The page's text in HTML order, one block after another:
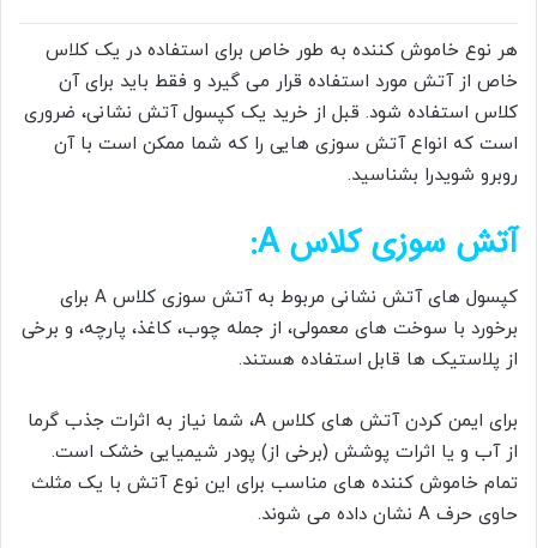
هر نوع خاموش کننده به طور خاص برای استفاده در یک کلاس
خاص از آتش مورد استفاده قرار می گیرد و فقط باید برای آن
کلاس استفاده شود. قبل از خرید یک کپسول آتش نشانی، ضروری
است که انواع آتش سوزی هایی را که شما ممکن است با آن
روبرو شویدرا بشناسید.
آتش سوزی کلاس A:
کپسول های آتش نشانی مربوط به آتش سوزی کلاس A برای
برخورد با سوخت های معمولی، از جمله چوب، کاغذ، پارچه، و برخی
از پلاستیک ها قابل استفاده هستند.
برای ایمن کردن آتش های کلاس A، شما نیاز به اثرات جذب گرما
از آب و یا اثرات پوشش (برخی از) پودر شیمیایی خشک است.
تمام خاموش کننده های مناسب برای این نوع آتش با یک مثلث
حاوی حرف A نشان داده می شوند.